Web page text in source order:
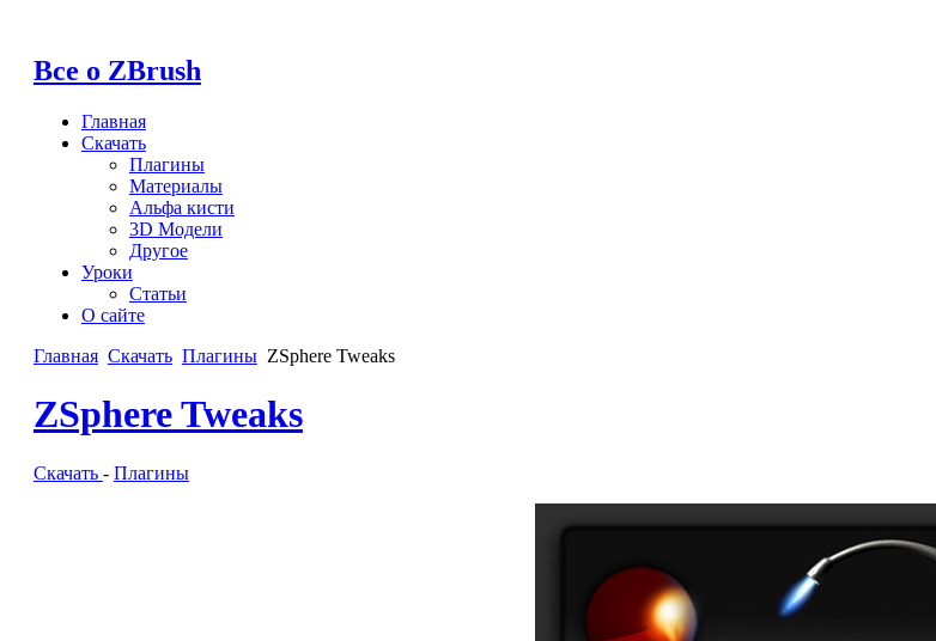
Все о ZBrush
Главная
Скачать
Плагины
Материалы
Альфа кисти
3D Модели
Другое
Уроки
Статьи
О сайте
Главная Скачать Плагины ZSphere Tweaks
ZSphere Tweaks
Скачать - Плагины